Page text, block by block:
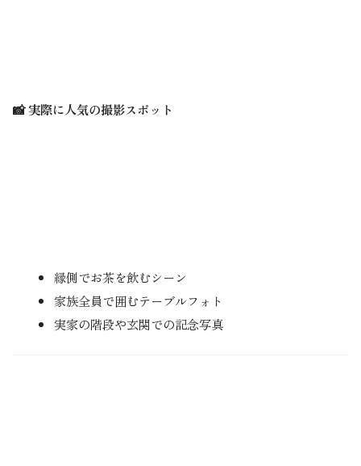
📸 実際に人気の撮影スポット
縁側でお茶を飲むシーン
家族全員で囲むテーブルフォト
実家の階段や玄関での記念写真